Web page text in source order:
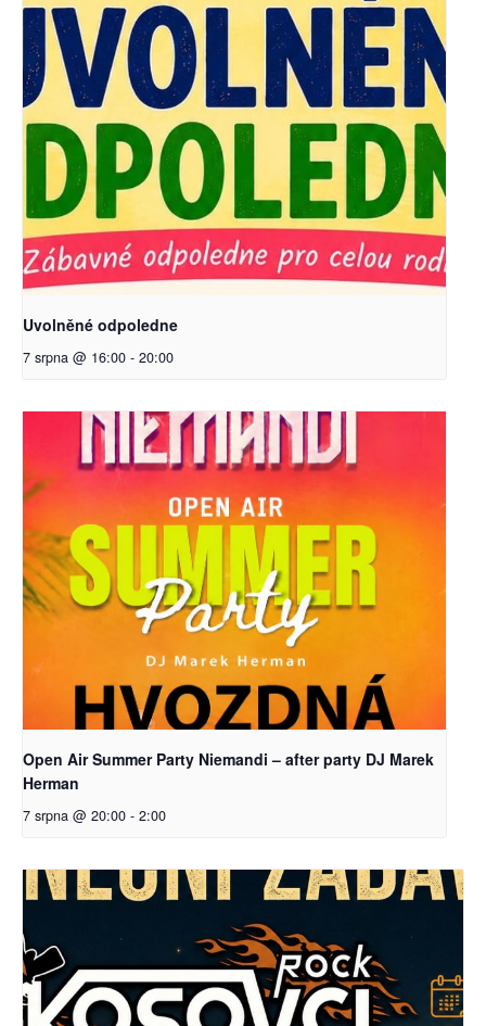
Uvolněné odpoledne
7 srpna @ 16:00 - 20:00
Open Air Summer Party Niemandi – after party DJ Marek
Herman
7 srpna @ 20:00 - 2:00